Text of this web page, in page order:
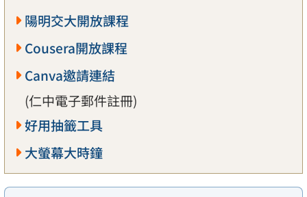
陽明交大開放課程
Cousera開放課程
Canva邀請連結
(仁中電子郵件註冊)
好用抽籤工具
大螢幕大時鐘